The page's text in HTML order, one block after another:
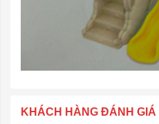
KHÁCH HÀNG ĐÁNH GIÁ